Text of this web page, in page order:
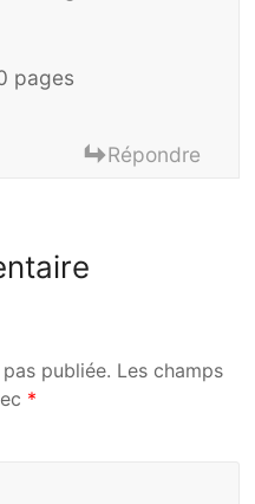
pages
Répondre
publiée. Les champs
*